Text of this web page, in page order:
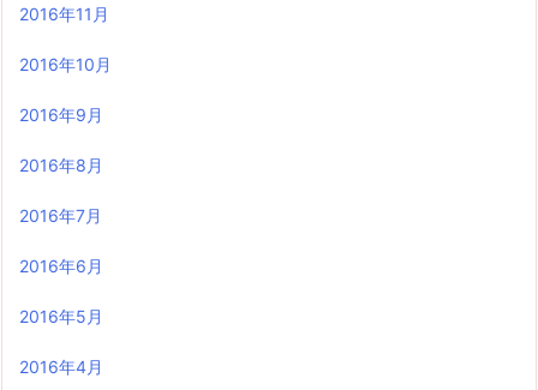
2016年11月
2016年10月
2016年9月
2016年8月
2016年7月
2016年6月
2016年5月
2016年4月